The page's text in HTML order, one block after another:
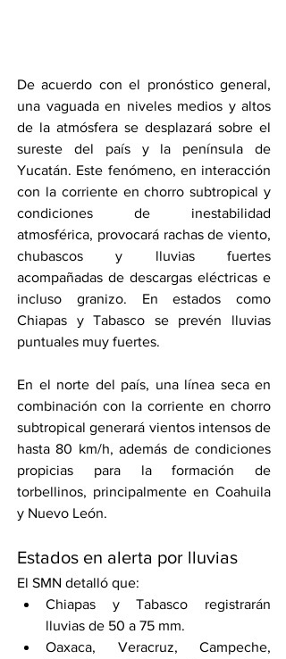
De acuerdo con el pronóstico general,
una vaguada en niveles medios y altos
de la atmósfera se desplazará sobre el
sureste del país y la península de
Yucatán. Este fenómeno, en interacción
con la corriente en chorro subtropical y
condiciones de inestabilidad
atmosférica, provocará rachas de viento,
chubascos y lluvias fuertes
acompañadas de descargas eléctricas e
incluso granizo. En estados como
Chiapas y Tabasco se prevén lluvias
puntuales muy fuertes.
En el norte del país, una línea seca en
combinación con la corriente en chorro
subtropical generará vientos intensos de
hasta 80 km/h, además de condiciones
propicias para la formación de
torbellinos, principalmente en Coahuila
y Nuevo León.
Estados en alerta por lluvias
El SMN detalló que:
Chiapas y Tabasco registrarán
lluvias de 50 a 75 mm.
Oaxaca, Veracruz, Campeche,